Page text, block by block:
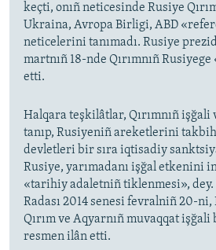
keçti, onıñ neticesinde Rusiye
Ukraina, Avropa Birligi, ABD
neticelerini tanımadı. Rusiye
martnıñ 18-nde Qırımnıñ Rusiyege
etti.
Halqara teşkilâtlar, Qırımnıñ işğali
tanıp, Rusiyeniñ areketlerini
devletleri bir sıra iqtisadiy
Rusiye, yarımadanı işğal etkenini
«tarihiy adaletniñ tiklenmesi», dey.
Radası 2014 senesi fevralniñ 20-
Qırım ve Aqyarnıñ muvaqqat
resmen ilân etti.